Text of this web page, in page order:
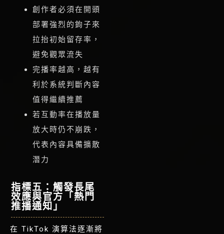
創作者必須在開頭
部署強烈的鉤子來
拉抬初始留存率，
避免觀眾流失
完播率越高，越有
利於系統判斷內容
值得繼續推薦
若互動率在播放量
放大時仍不崩跌，
代表內容具備擴散
潛力
指標五：觸發長尾
效應與官方「熱門
推播通知」
在 TikTok 演算法逐漸將